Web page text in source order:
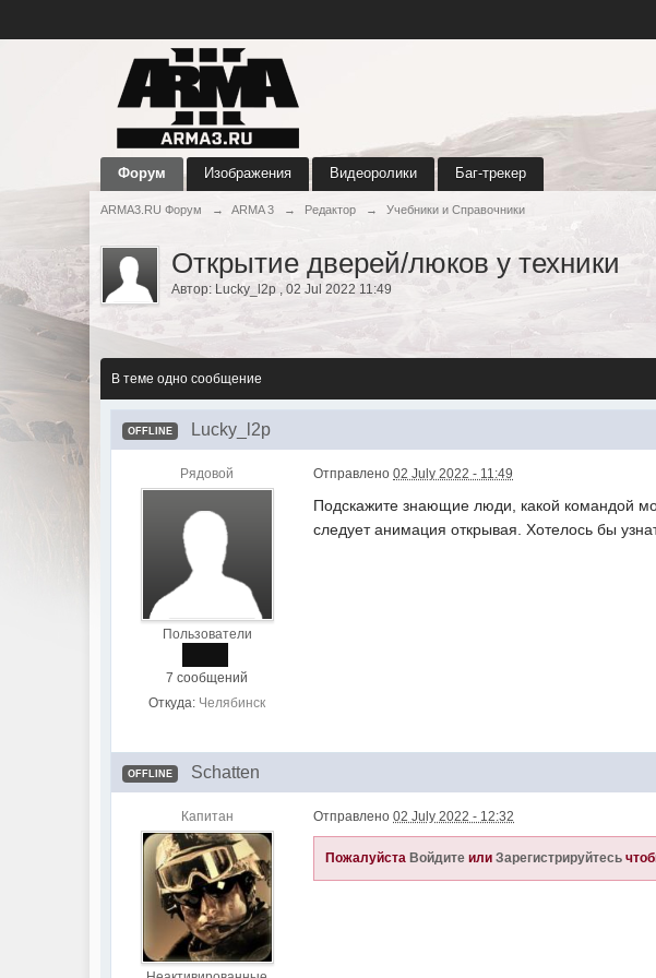
Форум Изображения Видеоролики Баг-трекер
ARMA3.RU Форум → ARMA 3 → Редактор → Учебники и Справочники
Открытие дверей/люков у техники
Автор: Lucky_l2p , 02 Jul 2022 11:49
В теме одно сообщение
OFFLINE Lucky_l2p
Рядовой
Пользователи
7 сообщений
Откуда: Челябинск
Отправлено 02 July 2022 - 11:49
Подскажите знающие люди, какой командой
следует анимация открывая. Хотелось бы
OFFLINE Schatten
Капитан Отправлено 02 July 2022 - 12:32
Пожалуйста Войдите или Зарегистрируйтесь